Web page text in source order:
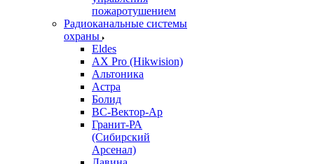
пожаротушением
Радиоканальные системы
охраны
Eldes
AX Pro (Hikwision)
Альтоника
Астра
Болид
ВС-Вектор-Ар
Гранит-РА
(Сибирский
Арсенал)